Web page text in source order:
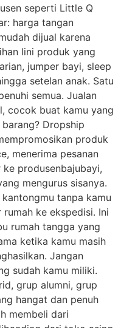
seperti Little Q
harga tangan
dijual karena
lini produk yang
jumper bayi, sleep
setelan anak. Satu
semua. Jualan
cocok buat kamu yang
Dropship
produk
menerima pesanan
produsenbajubayi,
mengurus sisanya.
tanpa kamu
ke ekspedisi. Ini
rumah tangga yang
ketika kamu masih
Jangan
sudah kamu miliki.
grup alumni, grup
hangat dan penuh
membeli dari